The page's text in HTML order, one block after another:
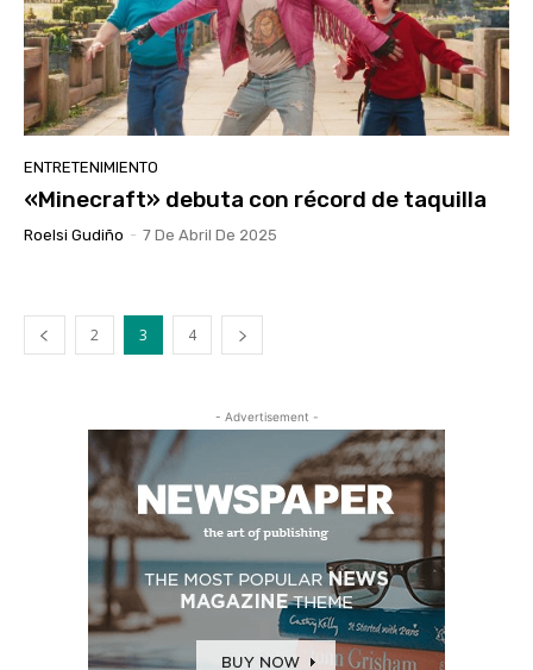
ENTRETENIMIENTO
«Minecraft» debuta con récord de taquilla
Roelsi Gudiño - 7 De Abril De 2025
2 3 4
- Advertisement -